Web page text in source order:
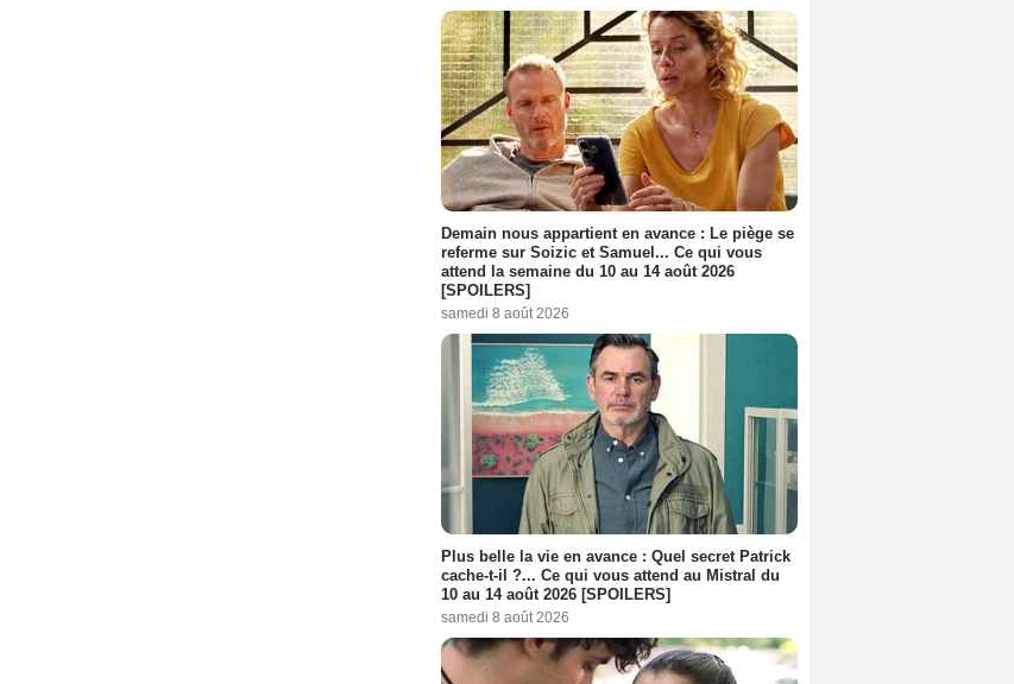
Demain nous appartient en avance : Le piège se
referme sur Soizic et Samuel... Ce qui vous
attend la semaine du 10 au 14 août 2026
[SPOILERS]
samedi 8 août 2026
Plus belle la vie en avance : Quel secret Patrick
cache-t-il ?... Ce qui vous attend au Mistral du
10 au 14 août 2026 [SPOILERS]
samedi 8 août 2026